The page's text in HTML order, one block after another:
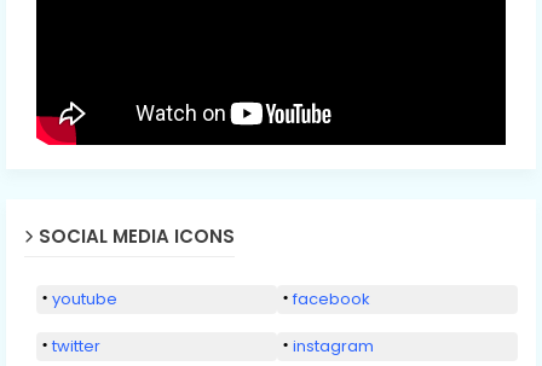
SOCIAL MEDIA ICONS
youtube facebook
twitter instagram